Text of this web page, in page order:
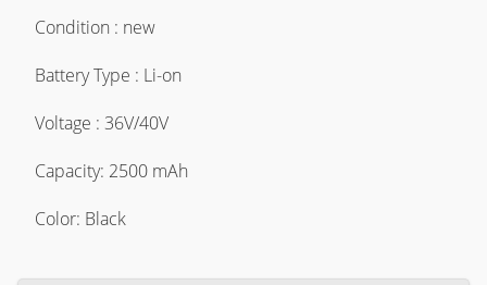
Condition : new
Battery Type : Li-on
Voltage : 36V/40V
Capacity: 2500 mAh
Color: Black